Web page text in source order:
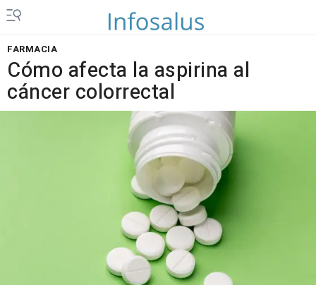
FARMACIA
Cómo afecta la aspirina al
cáncer colorrectal